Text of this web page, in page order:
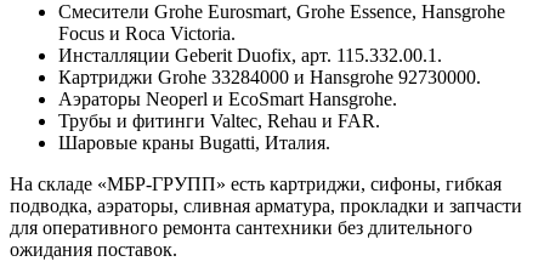
Смесители Grohe Eurosmart, Grohe Essence, Hansgrohe
Focus и Roca Victoria.
Инсталляции Geberit Duofix, арт. 115.332.00.1.
Картриджи Grohe 33284000 и Hansgrohe 92730000.
Аэраторы Neoperl и EcoSmart Hansgrohe.
Трубы и фитинги Valtec, Rehau и FAR.
Шаровые краны Bugatti, Италия.
На складе «МБР-ГРУПП» есть картриджи, сифоны, гибкая
подводка, аэраторы, сливная арматура, прокладки и запчасти
для оперативного ремонта сантехники без длительного
ожидания поставок.